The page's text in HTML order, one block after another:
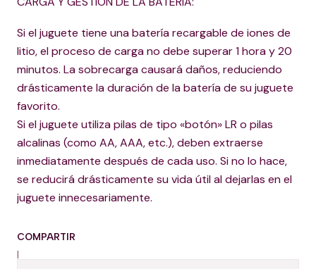
Si el juguete tiene una batería recargable de iones de
litio, el proceso de carga no debe superar 1 hora y 20
minutos. La sobrecarga causará daños, reduciendo
drásticamente la duración de la batería de su juguete
favorito.
Si el juguete utiliza pilas de tipo «botón» LR o pilas
alcalinas (como AA, AAA, etc.), deben extraerse
inmediatamente después de cada uso. Si no lo hace,
se reducirá drásticamente su vida útil al dejarlas en el
juguete innecesariamente.
COMPARTIR
|